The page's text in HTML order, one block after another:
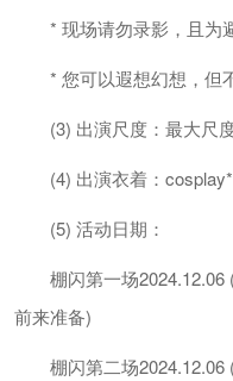
* 现场请勿录影，且为
* 您可以遐想幻想，但
(3) 出演尺度：最大尺
(4) 出演衣着：
(5) 活动日期：
棚闪第一场
前来准备)
棚闪第二场